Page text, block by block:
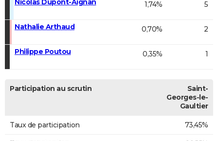
Nicolas Dupont-Aignan 1,74% 5
Nathalie Arthaud 0,70% 2
Philippe Poutou 0,35% 1
Participation au scrutin
Saint-
Georges-le-
Gaultier
Taux de participation 73,45%